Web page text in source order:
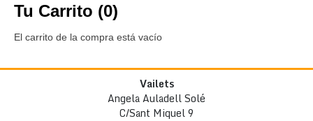
Tu Carrito (0)
El carrito de la compra está vacío
Vailets
Angela Auladell Solé
C/Sant Miquel 9